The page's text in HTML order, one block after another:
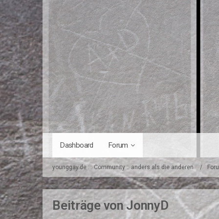
Dashboard Forum
younggay.de ::: Community :: anders als die anderen
Beiträge von JonnyD